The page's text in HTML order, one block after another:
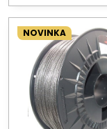
NOVINKA